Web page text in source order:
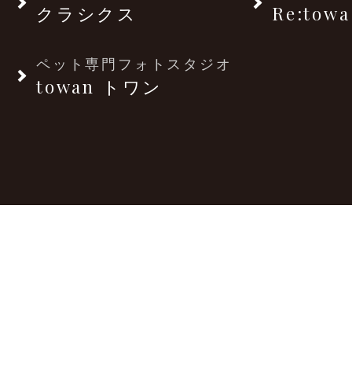
クラシクス Re:towa
ペット専門フォトスタジオ
towan トワン